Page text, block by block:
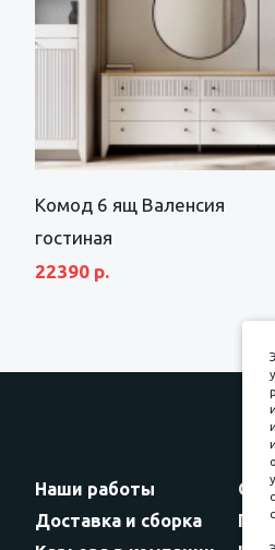
Комод 6 ящ Валенсия
гостиная
22390 р.
Наши работы
Доставка и сборка